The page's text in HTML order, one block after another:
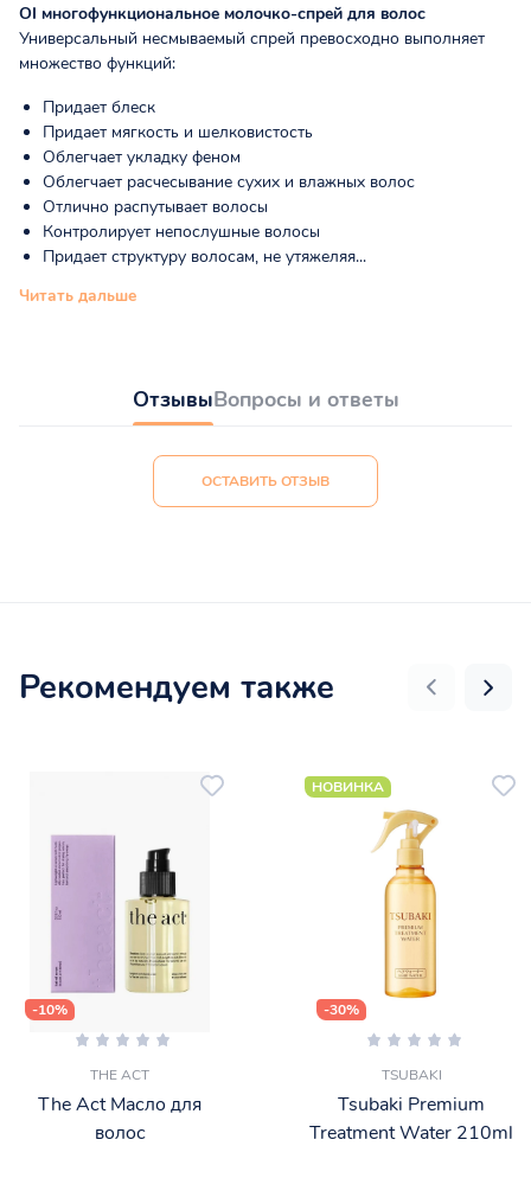
OI многофункциональное молочко-спрей для волос
Универсальный несмываемый спрей превосходно выполняет
множество функций:
Придает блеск
Придает мягкость и шелковистость
Облегчает укладку феном
Облегчает расчесывание сухих и влажных волос
Отлично распутывает волосы
Контролирует непослушные волосы
Придает структуру волосам, не утяжеляя...
Читать дальше
ОтзывыВопросы и ответы
ОСТАВИТЬ ОТЗЫВ
Рекомендуем также
-10%
THE ACT
The Act Масло для
волос
НОВИНКА
-30%
TSUBAKI
Tsubaki Premium
Treatment Water 210ml